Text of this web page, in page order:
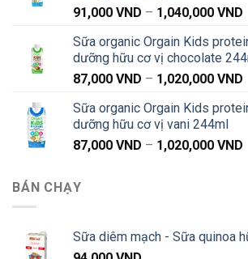
91,000 VND – 1,040,000 VND
Sữa organic Orgain Kids
dưỡng hữu cơ vị chocolate
87,000 VND – 1,020,000 VND
Sữa organic Orgain Kids
dưỡng hữu cơ vị vani 244ml
87,000 VND – 1,020,000 VND
BÁN CHẠY
Sữa diêm mạch - Sữa quinoa